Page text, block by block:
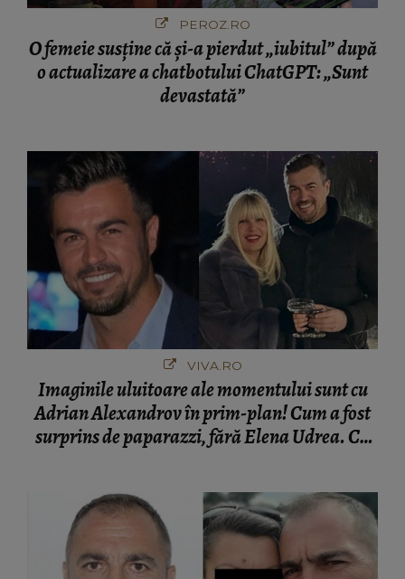
PEROZ.RO
O femeie susține că și-a pierdut „iubitul” după
o actualizare a chatbotului ChatGPT: „Sunt
devastată”
VIVA.RO
Imaginile uluitoare ale momentului sunt cu
Adrian Alexandrov în prim-plan! Cum a fost
surprins de paparazzi, fără Elena Udrea. Cu